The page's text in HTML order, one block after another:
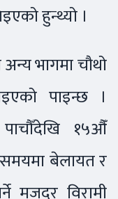
हुन्थ्यो ।
भागमा चौथो
पाइन्छ ।
पाचौँदेखि १५औँ
बेलायत र